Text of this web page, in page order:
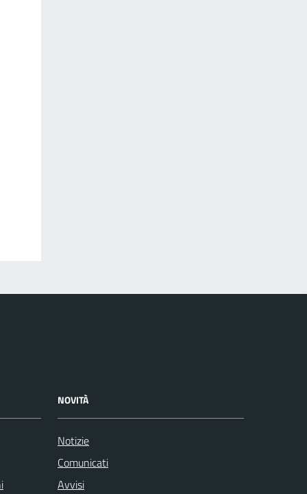
NOVITÀ
Notizie
Comunicati
Avvisi